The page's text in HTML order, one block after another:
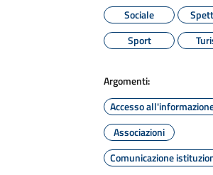
Sociale
Sport
Argomenti:
Accesso
Associazioni
Comunicazione